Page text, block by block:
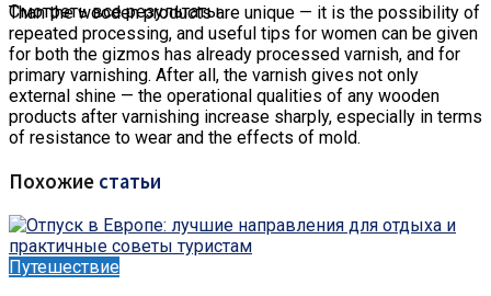
Смотреть все результаты
Than the wooden products are unique — it is the possibility of
repeated processing, and useful tips for women can be given
for both the gizmos has already processed varnish, and for
primary varnishing. After all, the varnish gives not only
external shine — the operational qualities of any wooden
products after varnishing increase sharply, especially in terms
of resistance to wear and the effects of mold.
Похожие статьи
Путешествие